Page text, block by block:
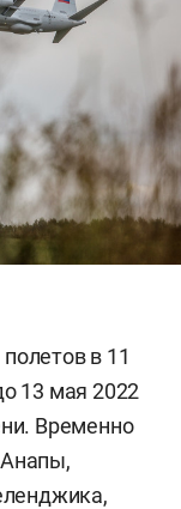
в 11
13 мая 2022
Временно